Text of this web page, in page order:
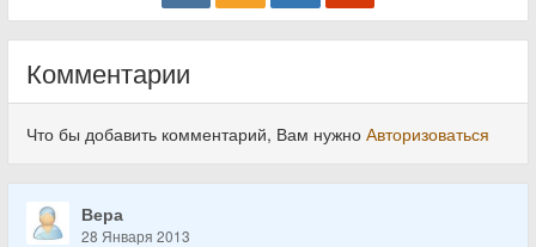
Комментарии
Что бы добавить комментарий, Вам нужно Авторизоваться
Вера
28 Января 2013